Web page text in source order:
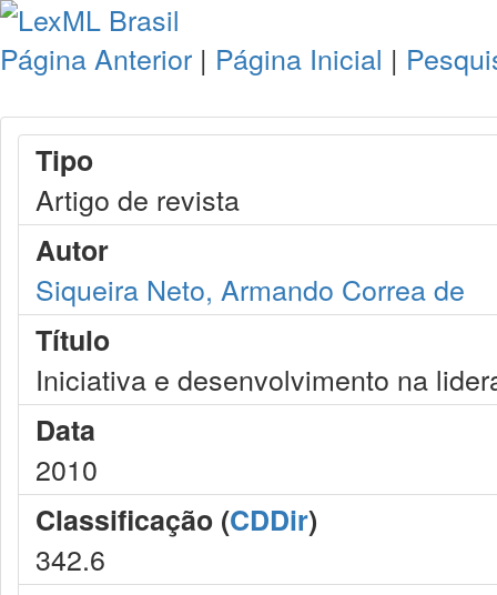
Página Anterior | Página Inicial |
Tipo
Artigo de revista
Autor
Siqueira Neto, Armando Correa de
Título
Iniciativa e desenvolvimento na
Data
2010
Classificação (CDDir)
342.6